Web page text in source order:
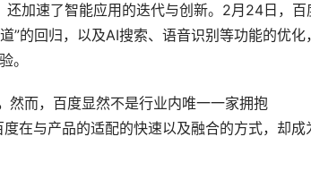
加速了智能应用的迭代与创新。2月24日，百
的回归，以及AI搜索、语音识别等功能的优化，
。
然而，百度显然不是行业内唯一一家拥抱
在与产品的适配的快速以及融合的方式，却成